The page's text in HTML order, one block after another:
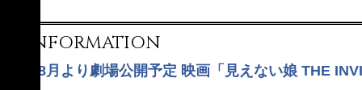
INFORMATION
8月より劇場公開予定 映画「見えない娘 THE